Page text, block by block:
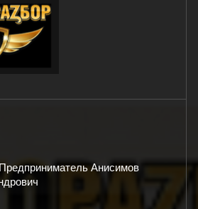
Анисимов